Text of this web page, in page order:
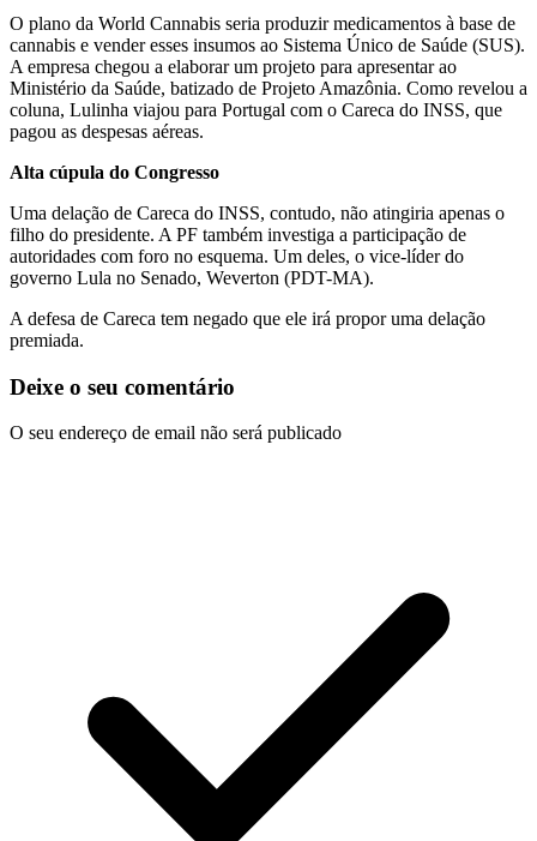
O plano da World Cannabis seria produzir medicamentos à base de
cannabis e vender esses insumos ao Sistema Único de Saúde (SUS).
A empresa chegou a elaborar um projeto para apresentar ao
Ministério da Saúde, batizado de Projeto Amazônia. Como revelou a
coluna, Lulinha viajou para Portugal com o Careca do INSS, que
pagou as despesas aéreas.
Alta cúpula do Congresso
Uma delação de Careca do INSS, contudo, não atingiria apenas o
filho do presidente. A PF também investiga a participação de
autoridades com foro no esquema. Um deles, o vice-líder do
governo Lula no Senado, Weverton (PDT-MA).
A defesa de Careca tem negado que ele irá propor uma delação
premiada.
Deixe o seu comentário
O seu endereço de email não será publicado